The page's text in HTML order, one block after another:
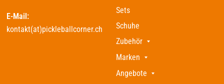
E-Mail:
kontakt(at)pickleballcorner.ch
Sets
Schuhe
Zubehör
Marken
Angebote